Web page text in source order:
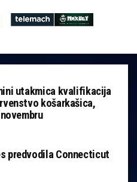
utakmica kvalifikacija
košarkašica,
predvodila Connecticut